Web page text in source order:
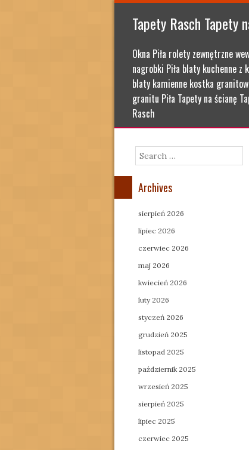
Tapety Rasch Tapety
Okna Piła rolety zewnętrzne
nagrobki Piła blaty kuchenne z
blaty kamienne kostka
granitu Piła Tapety na ścianę
Rasch
Search
Archives
sierpień 2026
lipiec 2026
czerwiec 2026
maj 2026
kwiecień 2026
luty 2026
styczeń 2026
grudzień 2025
listopad 2025
październik 2025
wrzesień 2025
sierpień 2025
lipiec 2025
czerwiec 2025